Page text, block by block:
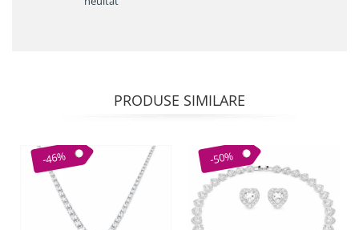
PRODUSE SIMILARE
-46% -50%